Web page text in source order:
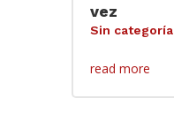
vez
Sin categoría
read more